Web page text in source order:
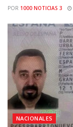
POR 1000 NOTICIAS 3
NACIONALES